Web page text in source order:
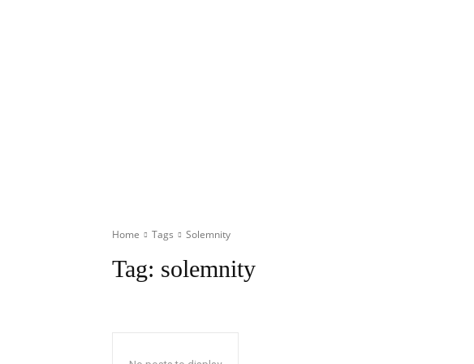
Home Tags Solemnity
Tag: solemnity